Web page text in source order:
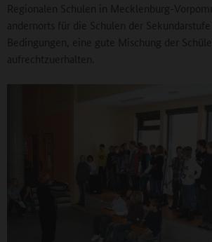
Regionalen Schulen in Mecklenburg-
andernorts für die Schulen der
Bedingungen, eine gute Mischung der
aufrechtzuerhalten.